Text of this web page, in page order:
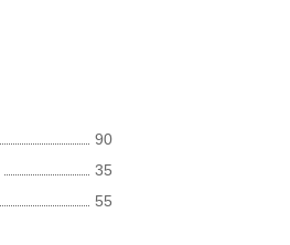
90
35
55